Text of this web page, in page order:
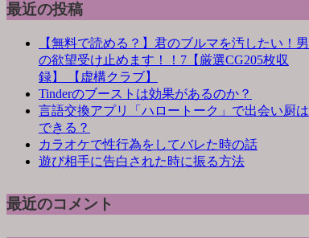
最近の投稿
【無料で読める？】君のブルマを汚したい！男
の欲望受け止めます！！7【厳選CG205枚収
録】 【虚構クラブ】
Tinderのブーストは効果があるのか？
言語交換アプリ「ハロートーク」で出会い厨は
できる？
カラオケで性行為をしてバレた時の話
遊び相手に告白された時に振る方法
最近のコメント